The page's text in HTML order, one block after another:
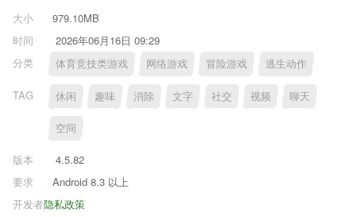
大小
979.10MB
时间
2026年06月16日 09:29
分类
体育竞技类游戏 网络游戏 冒险游戏 逃生动作
TAG 休闲 趣味 消除 文字 社交 视频 聊天
空间
版本
4.5.82
要求
Android 8.3 以上
隐私政策
开发者